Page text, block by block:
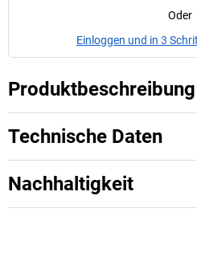
Oder
Einloggen und in 3
Produktbeschreibung
Technische Daten
Nachhaltigkeit